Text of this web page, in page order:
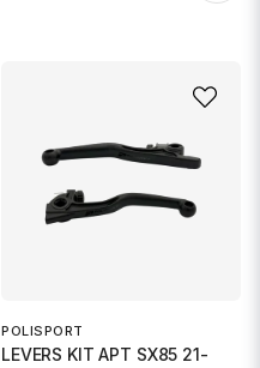
POLISPORT
LEVERS KIT APT SX85 21-